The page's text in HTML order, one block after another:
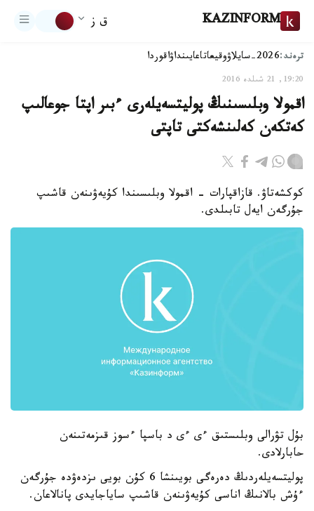
KAZINFORM ق ز
ترەند:2026-سايلاۋ وقيعاتاعايىنداۋاقوردا
19:20, 21 شىلدە 2016
اقمولا وبلىسىنىڭ پوليتسەيلەرى ءبىر اپتا جوعالىپ
كەتكەن كەلىنشەكتى تاپتى
كوكشەتاۋ. قازاقپارات - اقمولا وبلىسىندا كۇيەۋىنەن قاشىپ
جۇرگەن ايەل تابىلدى.
بۇل تۋرالى وبلىستىق ءى ءى د باسپا ءسوز قىزمەتىنەن
حابارلادى.
پوليتسەيلەردىڭ دەرەگى بويىنشا 6 كۇن بويى ىزدەۋدە جۇرگەن
ءۇش بالانىڭ اناسى كۇيەۋىنەن قاشىپ ساياجايدى پانالاعان.